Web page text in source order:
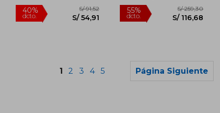
1 2 3 4 5 Página Siguiente